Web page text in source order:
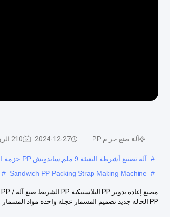
آلة صنع حزام PP 2024-12-27 210 الرؤى
# آلة تصنيع أشرطة التعبئة 9 ملم,ساندوتش PP حزمة التعبئة صنع آلة,آلة تصنيع لفائف حزام PP
#
Sandwich PP Packing Strap Making Machine
#
PP الحالة جديد تصميم المسمار عجلة واحدة مواد المسمار ...